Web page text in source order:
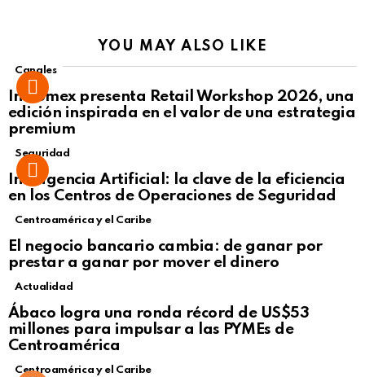
YOU MAY ALSO LIKE
Canales
Intcomex presenta Retail Workshop 2026, una
edición inspirada en el valor de una estrategia
premium
Seguridad
Inteligencia Artificial: la clave de la eficiencia
en los Centros de Operaciones de Seguridad
Centroamérica y el Caribe
El negocio bancario cambia: de ganar por
prestar a ganar por mover el dinero
Not Safe For Work
Click to view this post
Actualidad
Ábaco logra una ronda récord de US$53
millones para impulsar a las PYMEs de
Centroamérica
Centroamérica y el Caribe